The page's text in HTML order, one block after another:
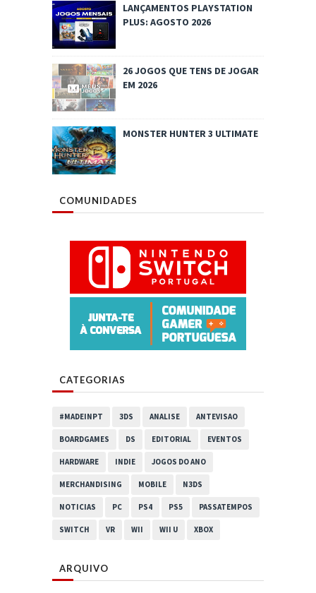
LANÇAMENTOS PLAYSTATION
PLUS: AGOSTO 2026
26 JOGOS QUE TENS DE JOGAR
EM 2026
MONSTER HUNTER 3 ULTIMATE
COMUNIDADES
CATEGORIAS
#MADEINPT 3DS ANALISE ANTEVISAO
BOARDGAMES DS EDITORIAL EVENTOS
HARDWARE INDIE JOGOS DO ANO
MERCHANDISING MOBILE N3DS
NOTICIAS PC PS4 PS5 PASSATEMPOS
SWITCH VR WII WII U XBOX
ARQUIVO